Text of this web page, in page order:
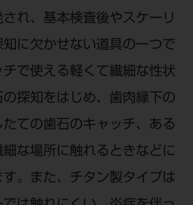
れ、基本検査後やスケーリ
に欠かせない道具の一つで
チで使える軽くて繊細な性状
探知をはじめ、歯肉縁下の
たての歯石のキャッチ、ある
な場所に触れるときなどに
。また、チタン製タイプは